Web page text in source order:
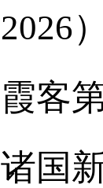
2026
客
国